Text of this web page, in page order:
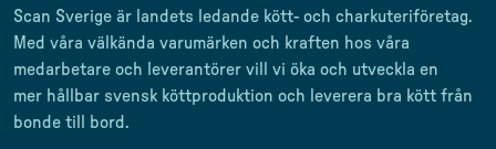
Scan Sverige är landets ledande kött- och charkuteriföretag.
Med våra välkända varumärken och kraften hos våra
medarbetare och leverantörer vill vi öka och utveckla en
mer hållbar svensk köttproduktion och leverera bra kött från
bonde till
bord.